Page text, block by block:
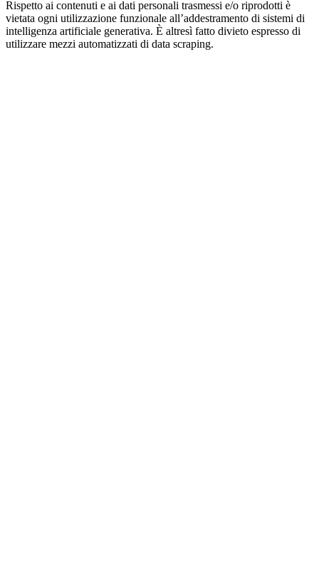
Rispetto ai contenuti e ai dati personali trasmessi e/o riprodotti è
vietata ogni utilizzazione funzionale all’addestramento di sistemi di
intelligenza artificiale generativa. È altresì fatto divieto espresso di
utilizzare mezzi automatizzati di data scraping.